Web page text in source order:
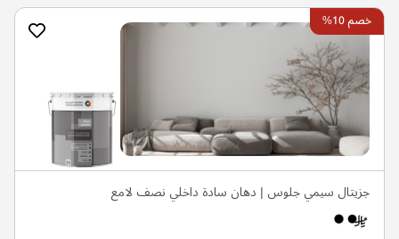
خصم 10%
جزيتال سيمي جلوس | دهان سادة داخلي نصف لامع